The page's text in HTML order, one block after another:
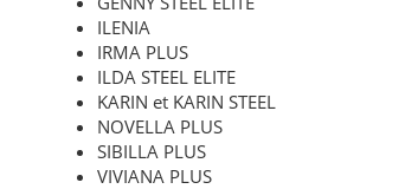
ILENIA
IRMA PLUS
ILDA STEEL ELITE
KARIN et KARIN STEEL
NOVELLA PLUS
SIBILLA PLUS
VIVIANA PLUS